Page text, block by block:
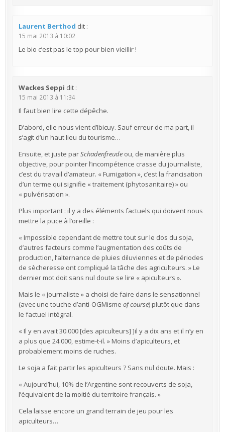
Laurent Berthod dit :
15 mai 2013 à 10:02
Le bio c’est pas le top pour bien vieillir !
Wackes Seppi dit :
15 mai 2013 à 11:34
Il faut bien lire cette dépêche.
D’abord, elle nous vient d’Ibicuy. Sauf erreur de ma part, il
s’agit d’un haut lieu du tourisme…
Ensuite, et juste parSchadenfreudeou, de manière plus
objective, pour pointer l’incompétence crasse du journaliste,
c’est du travail d’amateur. « Fumigation », c’est la francisation
d’un terme qui signifie « traitement (phytosanitaire) » ou
« pulvérisation ».
Plus important : il y a des éléments factuels qui doivent nous
mettre la puce à l’oreille :
« Impossible cependant de mettre tout sur le dos du soja,
d’autres facteurs comme l’augmentation des coûts de
production, l’alternance de pluies diluviennes et de périodes
de sècheresse ont compliqué la tâche des agriculteurs. » Le
dernier mot doit sans nul doute se lire « apiculteurs ».
Mais le « journaliste » a choisi de faire dans le sensationnel
(avec une touche d’anti-OGMisme of course) plutôt que dans
le factuel intégral.
« Il y en avait 30.000 [des apiculteurs] ]il y a dix ans et il n’y en
a plus que 24.000, estime-t-il. » Moins d’apiculteurs, et
probablement moins de ruches.
Le soja a fait partir les apiculteurs ? Sans nul doute. Mais :
« Aujourd’hui, 10% de l’Argentine sont recouverts de soja,
l’équivalent de la moitié du territoire français. »
Cela laisse encore un grand terrain de jeu pour les
apiculteurs…